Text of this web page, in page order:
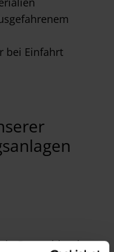
bei Einfahrt
in Deutschland